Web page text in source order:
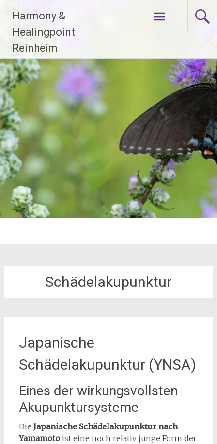
Inhalt
springen
Harmony &
Healingpoint
Reinheim
Schädelakupunktur
Japanische
Schädelakupunktur (YNSA)
Eines der wirkungsvollsten
Akupunktursysteme
Die Japanische Schädelakupunktur nach
Yamamotoist eine noch relativ junge Form der